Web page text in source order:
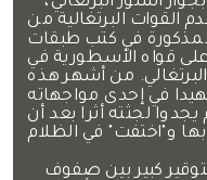
القوات البرتغالية من
في كتب طبقات
قواه الأسطورية في
من أشهر هذه
في إحدى مواجهاته
لجثته أثرا بعد أن